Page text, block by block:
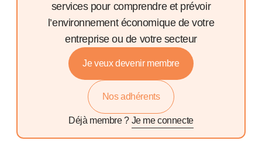
services pour comprendre et prévoir
l’environnement économique de votre
entreprise ou de votre secteur
Je veux devenir membre
Nos adhérents
Déjà membre ? Je me connecte